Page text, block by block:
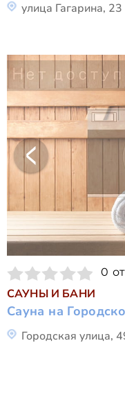
улица Гагарина, 23
0
САУНЫ И БАНИ
Сауна на
Городская улица,